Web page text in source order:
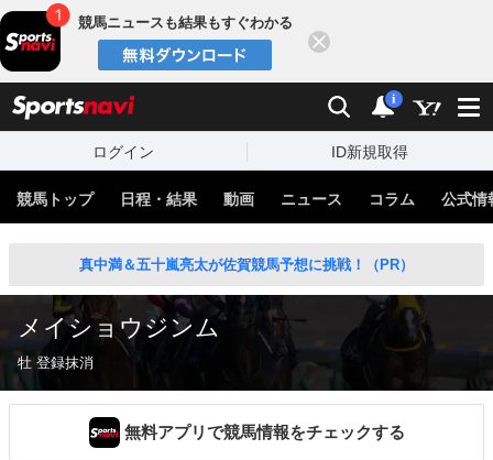
競馬ニュースも結果もすぐわかる
検索 通知
i
ログイン ID新規取得
競馬トップ 日程・結果 動画 ニュース コラム 公式情
真中満＆五十嵐亮太が佐賀競馬予想に挑戦！（PR）
メイショウジンム
牡 登録抹消
無料アプリで競馬情報をチェックする